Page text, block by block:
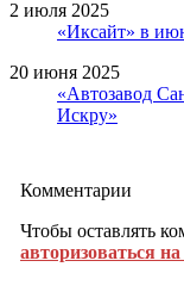
2 июля 2025
«Иксайт» в
20 июня 2025
«Автозавод
Искру»
Комментарии
Чтобы оставлять
авторизоваться на